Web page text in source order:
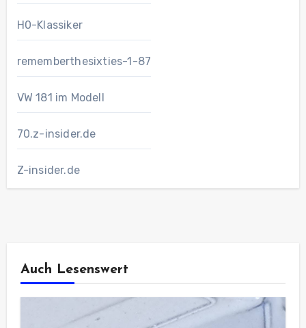
H0-Klassiker
rememberthesixties-1-87
VW 181 im Modell
70.z-insider.de
Z-insider.de
Auch Lesenswert